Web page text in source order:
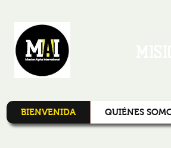
BIENVENIDA QUIÉNES